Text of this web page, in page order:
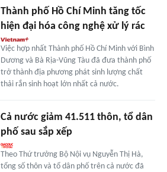
Thành phố Hồ Chí Minh tăng tốc
hiện đại hóa công nghệ xử lý rác
Việc hợp nhất Thành phố Hồ Chí Minh với Bình
Dương và Bà Rịa-Vũng Tàu đã đưa thành phố
trở thành địa phương phát sinh lượng chất
thải rắn sinh hoạt lớn nhất cả nước.
Cả nước giảm 41.511 thôn, tổ dân
phố sau sắp xếp
Theo Thứ trưởng Bộ Nội vụ Nguyễn Thị Hà,
tổng số thôn và tổ dân phố trên cả nước đã